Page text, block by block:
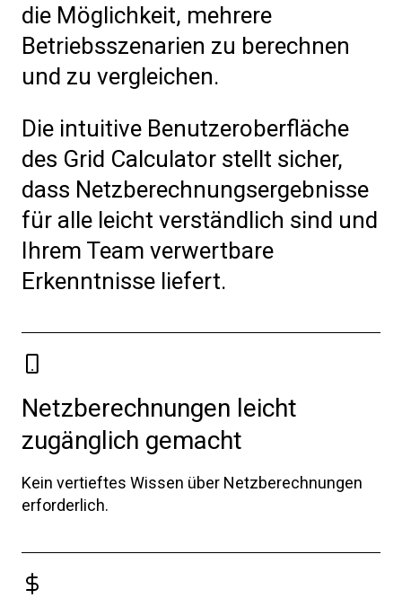
die Möglichkeit, mehrere
Betriebsszenarien zu berechnen
und zu vergleichen.
Die intuitive Benutzeroberfläche
des Grid Calculator stellt sicher,
dass Netzberechnungsergebnisse
für alle leicht verständlich sind und
Ihrem Team verwertbare
Erkenntnisse liefert.
Netzberechnungen leicht
zugänglich gemacht
Kein vertieftes Wissen über Netzberechnungen
erforderlich.